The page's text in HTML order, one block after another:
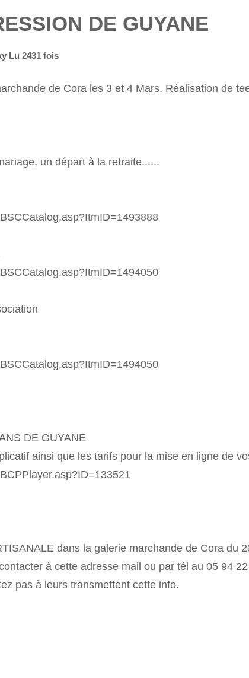
DE GUYANE
Lu 2431 fois
de Cora les 3 et 4 Mars. Réalisation de
un départ à la retraite......
DE GUYANE
ainsi que les tarifs pour la mise en ligne de
dans la galerie marchande de Cora du
à cette adresse mail ou par tél au 05 94
pas à leurs transmettent cette info.